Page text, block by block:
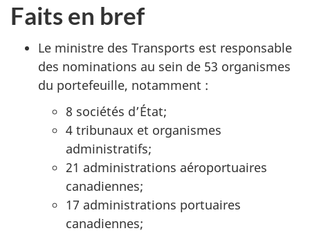
Faits en bref
Le ministre des Transports est responsable
des nominations au sein de 53 organismes
du portefeuille, notamment :
8 sociétés d’État;
4 tribunaux et organismes
administratifs;
21 administrations aéroportuaires
canadiennes;
17 administrations portuaires
canadiennes;